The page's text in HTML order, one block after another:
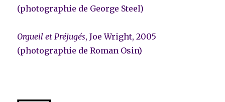
(photographie de George Steel)
Orgueil et Préjugés, Joe Wright, 2005
(photographie de Roman Osin)